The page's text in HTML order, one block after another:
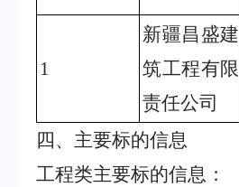
1
新疆昌盛建
筑工程有限
责任公司
四、主要标的信息
工程类主要标的信息：